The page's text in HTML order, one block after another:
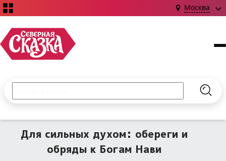
Москва
Издания о Славянской культуре и ведовстве
Сказки
С чего начать?
Новинки ›
Введите текст и нажмите кнопку «Найти», чтобы
Для сильных духом: обереги и
обряды к Богам Нави